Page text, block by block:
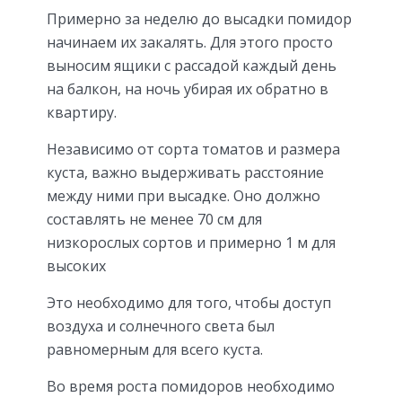
Примерно за неделю до высадки помидор
начинаем их закалять. Для этого просто
выносим ящики с рассадой каждый день
на балкон, на ночь убирая их обратно в
квартиру.
Независимо от сорта томатов и размера
куста, важно выдерживать расстояние
между ними при высадке. Оно должно
составлять не менее 70 см для
низкорослых сортов и примерно 1 м для
высоких
Это необходимо для того, чтобы доступ
воздуха и солнечного света был
равномерным для всего куста.
Во время роста помидоров необходимо